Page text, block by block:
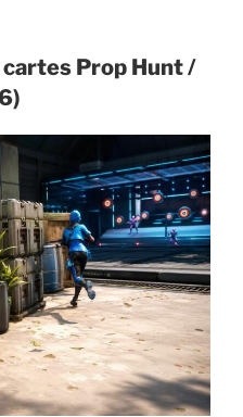
Prop Hunt /